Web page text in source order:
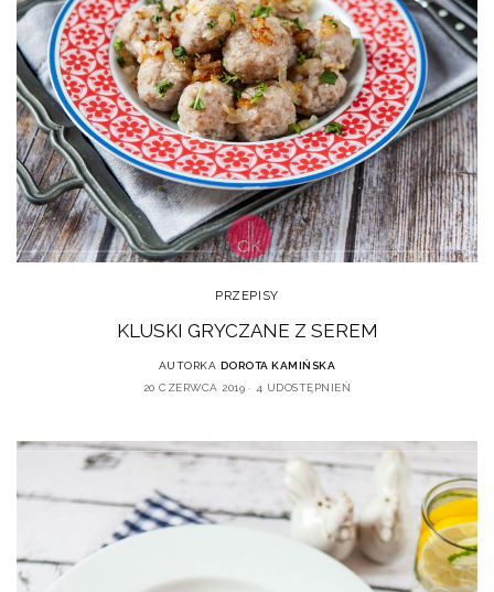
PRZEPISY
KLUSKI GRYCZANE Z SEREM
AUTORKA DOROTA KAMIŃSKA
20 CZERWCA 2019
4 UDOSTĘPNIEŃ